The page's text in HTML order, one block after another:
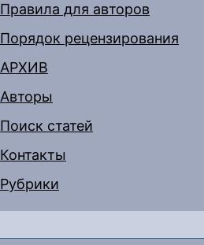
Правила для авторов
Порядок рецензирования
АРХИВ
Авторы
Поиск статей
Контакты
Рубрики